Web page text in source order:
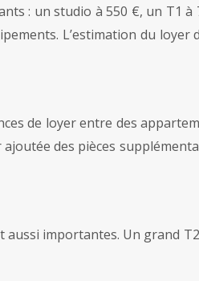
: un studio à 550 €, un T1
L’estimation du loyer
de loyer entre des
ajoutée des pièces
importantes. Un grand